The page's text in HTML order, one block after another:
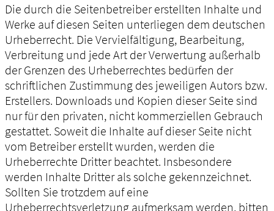
Die durch die Seitenbetreiber erstellten Inhalte und
Werke auf diesen Seiten unterliegen dem deutschen
Urheberrecht. Die Vervielfältigung, Bearbeitung,
Verbreitung und jede Art der Verwertung außerhalb
der Grenzen des Urheberrechtes bedürfen der
schriftlichen Zustimmung des jeweiligen Autors bzw.
Erstellers. Downloads und Kopien dieser Seite sind
nur für den privaten, nicht kommerziellen Gebrauch
gestattet. Soweit die Inhalte auf dieser Seite nicht
vom Betreiber erstellt wurden, werden die
Urheberrechte Dritter beachtet. Insbesondere
werden Inhalte Dritter als solche gekennzeichnet.
Sollten Sie trotzdem auf eine
Urheberrechtsverletzung aufmerksam werden, bitten